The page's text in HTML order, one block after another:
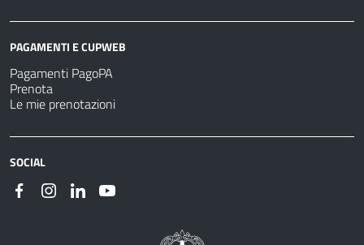
PAGAMENTI E CUPWEB
Pagamenti PagoPA
Prenota
Le mie prenotazioni
SOCIAL